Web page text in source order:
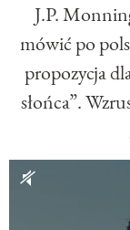
J.P.
mówić po
propozycja
słońca”.